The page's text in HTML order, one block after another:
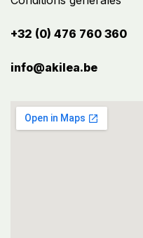
+32 (0) 476 760 360
info@akilea.be​